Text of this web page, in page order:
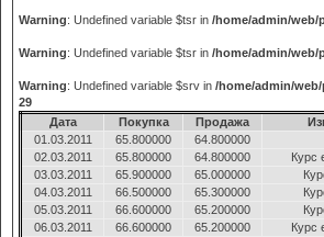
Warning: Undefined variable $tsr in /home/admin/
Warning: Undefined variable $tsr in /home/admin/
Warning: Undefined variable $srv in /home/admin/
29
Дата
Покупка Продажа
01.03.2011
65.800000
64.800000
02.03.2011
65.800000 64.800000
Курс
03.03.2011
65.900000 65.000000
04.03.2011
66.500000 65.300000
05.03.2011
66.600000 65.200000
06.03.2011
66.600000 65.200000
Курс